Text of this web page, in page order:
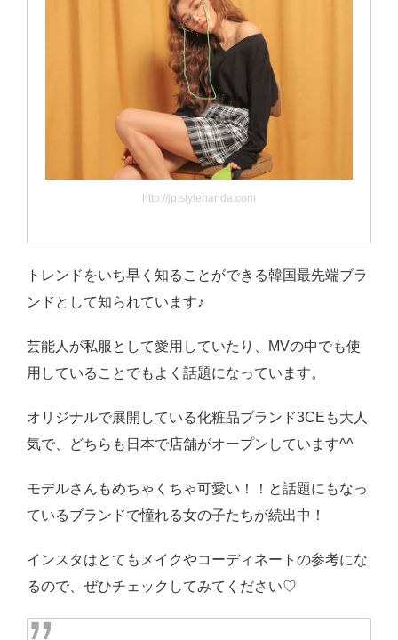
http://jp.stylenanda.com
トレンドをいち早く知ることができる韓国最先端ブラ
ンドとして知られています♪
芸能人が私服として愛用していたり、MVの中でも使
用していることでもよく話題になっています。
オリジナルで展開している化粧品ブランド3CEも大人
気で、どちらも日本で店舗がオープンしています^^
モデルさんもめちゃくちゃ可愛い！！と話題にもなっ
ているブランドで憧れる女の子たちが続出中！
インスタはとてもメイクやコーディネートの参考にな
るので、ぜひチェックしてみてください♡